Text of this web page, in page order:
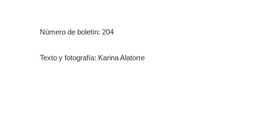
Número de boletín: 204
Texto y fotografía: Karina Alatorre